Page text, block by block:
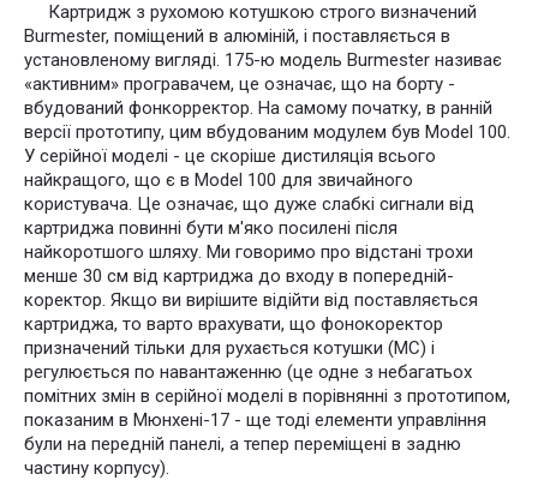
Картридж з рухомою котушкою строго визначений
Burmester, поміщений в алюміній, і поставляється в
установленому вигляді. 175-ю модель Burmester називає
«активним» програвачем, це означає, що на борту -
вбудований фонкорректор. На самому початку, в ранній
версії прототипу, цим вбудованим модулем був Model 100.
У серійної моделі - це скоріше дистиляція всього
найкращого, що є в Model 100 для звичайного
користувача. Це означає, що дуже слабкі сигнали від
картриджа повинні бути м'яко посилені після
найкоротшого шляху. Ми говоримо про відстані трохи
менше 30 см від картриджа до входу в попередній-
коректор. Якщо ви вирішите відійти від поставляється
картриджа, то варто врахувати, що фонокоректор
призначений тільки для рухається котушки (MC) і
регулюється по навантаженню (це одне з небагатьох
помітних змін в серійної моделі в порівнянні з прототипом,
показаним в Мюнхені-17 - ще тоді елементи управління
були на передній панелі, а тепер переміщені в задню
частину корпусу).